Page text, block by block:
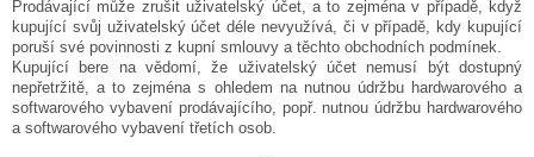
Prodávající může zrušit uživatelský účet, a to zejména v případě, když
kupující svůj uživatelský účet déle nevyužívá, či v případě, kdy kupující
poruší své povinnosti z kupní smlouvy a těchto obchodních podmínek.
Kupující bere na vědomí, že uživatelský účet nemusí být dostupný
nepřetržitě, a to zejména s ohledem na nutnou údržbu hardwarového a
softwarového vybavení prodávajícího, popř. nutnou údržbu hardwarového
a softwarového vybavení třetích osob.